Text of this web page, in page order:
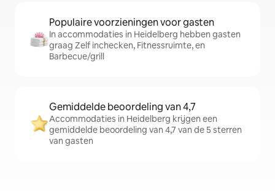
Populaire voorzieningen voor gasten
In accommodaties in Heidelberg hebben gasten
graag Zelf inchecken, Fitnessruimte, en
Barbecue/grill
Gemiddelde beoordeling van 4,7
Accommodaties in Heidelberg krijgen een
gemiddelde beoordeling van 4,7 van de 5 sterren
van gasten